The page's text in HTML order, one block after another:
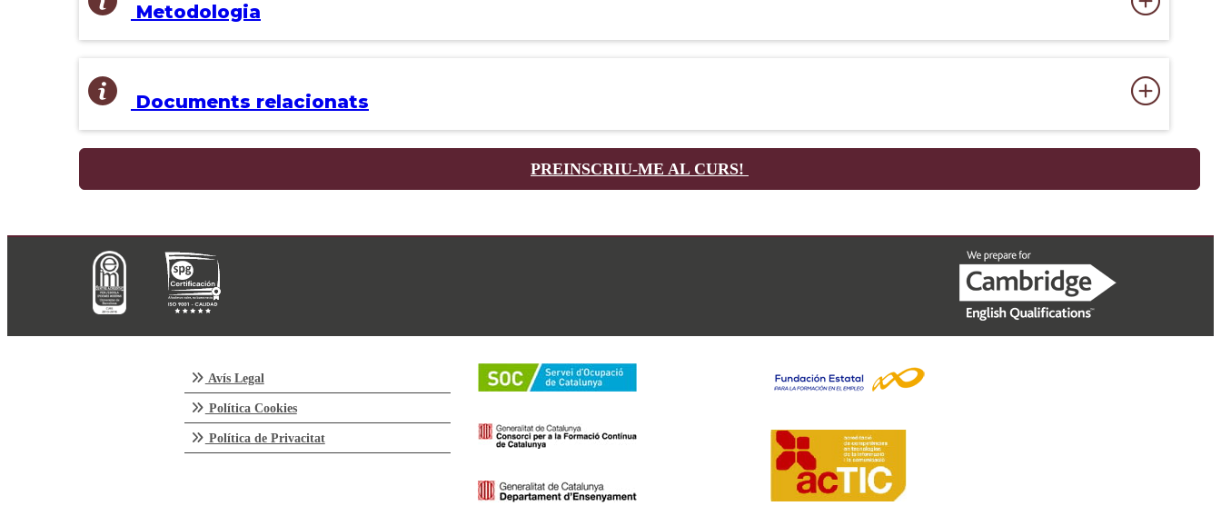
Metodologia
Documents relacionats
PREINSCRIU-ME AL CURS!
Avís Legal
Política Cookies
Política de Privacitat